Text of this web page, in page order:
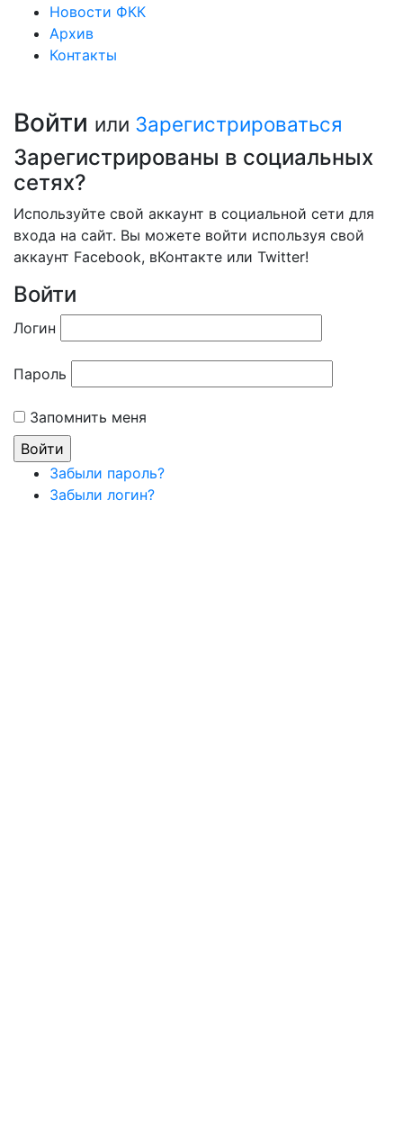
Новости ФКК
Архив
Контакты
Войти или Зарегистрироваться
Зарегистрированы в социальных
сетях?
Используйте свой аккаунт в социальной сети для
входа на сайт. Вы можете войти используя свой
аккаунт Facebook, вКонтакте или Twitter!
Войти
Логин
Пароль
Запомнить меня
Забыли пароль?
Забыли логин?